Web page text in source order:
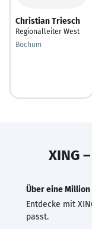
Christian Triesch
Regionalleiter West
Bochum
XING
Über eine Million
Entdecke mit
passt.